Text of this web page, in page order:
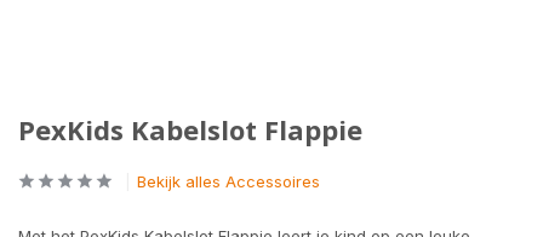
PexKids Kabelslot Flappie
Bekijk alles Accessoires